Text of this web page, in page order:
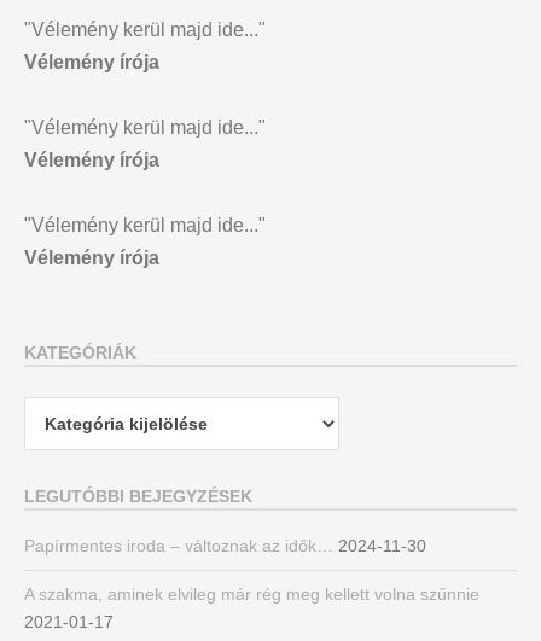
"Vélemény kerül majd ide..."
Vélemény írója
"Vélemény kerül majd ide..."
Vélemény írója
"Vélemény kerül majd ide..."
Vélemény írója
KATEGÓRIÁK
Kategóriák
LEGUTÓBBI BEJEGYZÉSEK
Papírmentes iroda – változnak az idők… 2024-11-30
A szakma, aminek elvileg már rég meg kellett volna szűnnie
2021-01-17